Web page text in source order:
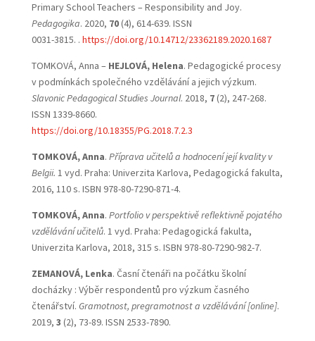
Primary School Teachers – Responsibility and Joy.
Pedagogika. 2020, 70(4), 614-639. ISSN
0031-3815. . https://doi.org/10.14712/23362189.2020.1687
TOMKOVÁ, Anna – HEJLOVÁ, Helena. Pedagogické procesy
v podmínkách společného vzdělávání a jejich výzkum.
Slavonic Pedagogical Studies Journal. 2018, 7(2), 247-268.
ISSN 1339-8660.
https://doi.org/10.18355/PG.2018.7.2.3
TOMKOVÁ, Anna. Příprava učitelů a hodnocení její kvality v
Belgii. 1 vyd. Praha: Univerzita Karlova, Pedagogická fakulta,
2016, 110 s. ISBN 978-80-7290-871-4.
TOMKOVÁ, Anna. Portfolio v perspektivě reflektivně pojatého
vzdělávání učitelů. 1 vyd. Praha: Pedagogická fakulta,
Univerzita Karlova, 2018, 315 s. ISBN 978-80-7290-982-7.
ZEMANOVÁ, Lenka. Časní čtenáři na počátku školní
docházky : Výběr respondentů pro výzkum časného
čtenářství. Gramotnost, pregramotnost a vzdělávání [online].
2019, 3 (2), 73-89. ISSN 2533-7890.